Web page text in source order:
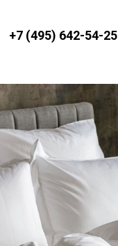
+7 (495) 642-54-25